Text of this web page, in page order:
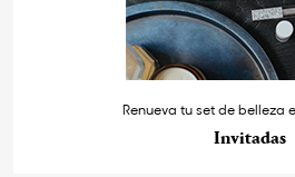
Renueva tu set de belleza
Invitadas